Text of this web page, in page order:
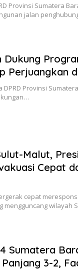
Provinsi Sumatera
jalan
Dukung
Perjuangkan
Provinsi
Malut,
Cepat
cepat
mengguncang wilayah
Sumatera
3-2,